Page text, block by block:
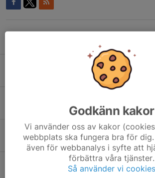
Utlämning av papper
21 aug 2025
HAMPUS TJERNELL FÖRLÄNGER
20 aug 2025
FABIAN LÖÖF FÖRLÄNGER MED
16 aug 2025
Godkänn kakor
Vi använder oss av kakor
webbplats ska fungera bra för
även för webbanalys i syfte att
förbättra våra tjänster.
Så använder vi cookies